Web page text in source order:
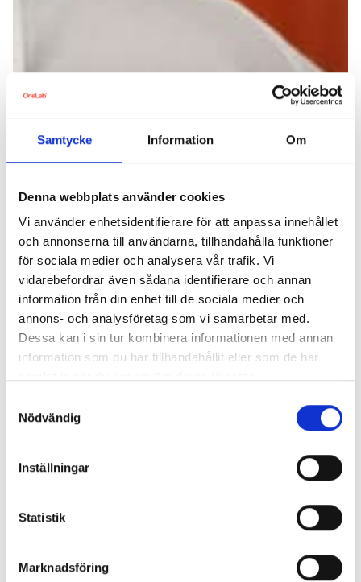
Samtycke Information Om
Denna webbplats använder cookies
Vi använder enhetsidentifierare för att anpassa innehållet
och annonserna till användarna, tillhandahålla funktioner
för sociala medier och analysera vår trafik. Vi
vidarebefordrar även sådana identifierare och annan
information från din enhet till de sociala medier och
annons- och analysföretag som vi samarbetar med.
Dessa kan i sin tur kombinera informationen med annan
information som du har tillhandahållit eller som de har
Nödvändig
Inställningar
Statistik
Marknadsföring